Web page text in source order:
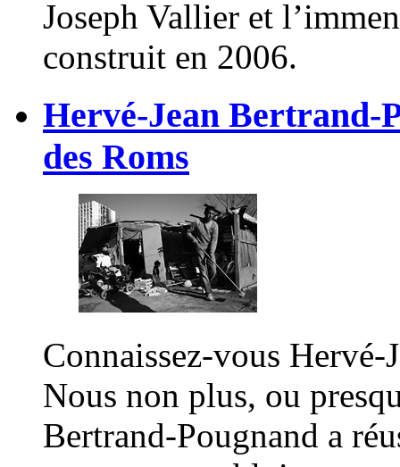
Joseph Vallier et
construit en 2006.
Hervé-Jean Bertrand-
des Roms
Connaissez-vous Hervé-
Nous non plus, ou
Bertrand-Pougnand a